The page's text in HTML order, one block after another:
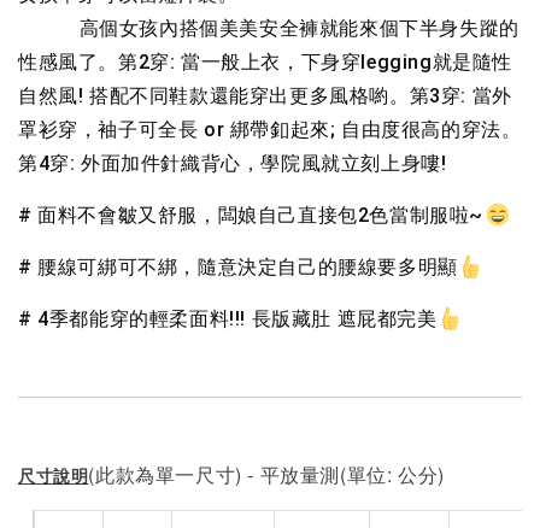
性感風了。第2穿: 當一般上衣，下身穿legging就是隨性
自然風! 搭配不同鞋款還能穿出更多風格喲。第3穿: 當外
罩衫穿，袖子可全長 or 綁帶釦起來; 自由度很高的穿法。
第4穿: 外面加件針織背心，學院風就立刻上身嘍!
# 面料不會皺又舒服，闆娘自己直接包2色當制服啦~
# 腰線可綁可不綁，隨意決定自己的腰線要多明顯
# 4季都能穿的輕柔面料!!! 長版藏肚 遮屁都完美
尺寸說明(此款為單一尺寸) - 平放量測(單位: 公分)